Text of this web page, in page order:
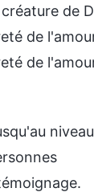
de
de
de